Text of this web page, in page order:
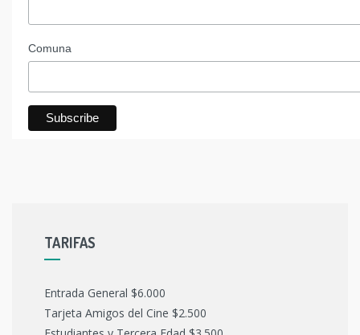
Comuna
TARIFAS
Entrada General $6.000
Tarjeta Amigos del Cine $2.500